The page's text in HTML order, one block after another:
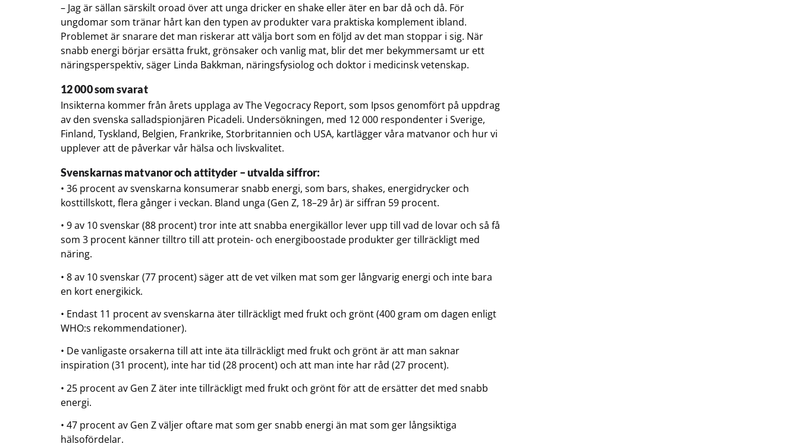
– Jag är sällan särskilt oroad över att unga dricker en shake eller äter en bar då och då. För
ungdomar som tränar hårt kan den typen av produkter vara praktiska komplement ibland.
Problemet är snarare det man riskerar att välja bort som en följd av det man stoppar i sig. När
snabb energi börjar ersätta frukt, grönsaker och vanlig mat, blir det mer bekymmersamt ur ett
näringsperspektiv, säger Linda Bakkman, näringsfysiolog och doktor i medicinsk vetenskap.
12 000 som svarat
Insikterna kommer från årets upplaga av The Vegocracy Report, som Ipsos genomfört på uppdrag
av den svenska salladspionjären Picadeli. Undersökningen, med 12 000 respondenter i Sverige,
Finland, Tyskland, Belgien, Frankrike, Storbritannien och USA, kartlägger våra matvanor och hur vi
upplever att de påverkar vår hälsa och livskvalitet.
Svenskarnas matvanor och attityder – utvalda siffror:
• 36 procent av svenskarna konsumerar snabb energi, som bars, shakes, energidrycker och
kosttillskott, flera gånger i veckan. Bland unga (Gen Z, 18–29 år) är siffran 59 procent.
• 9 av 10 svenskar (88 procent) tror inte att snabba energikällor lever upp till vad de lovar och så få
som 3 procent känner tilltro till att protein- och energiboostade produkter ger tillräckligt med
näring.
• 8 av 10 svenskar (77 procent) säger att de vet vilken mat som ger långvarig energi och inte bara
en kort energikick.
• Endast 11 procent av svenskarna äter tillräckligt med frukt och grönt (400 gram om dagen enligt
WHO:s rekommendationer).
• De vanligaste orsakerna till att inte äta tillräckligt med frukt och grönt är att man saknar
inspiration (31 procent), inte har tid (28 procent) och att man inte har råd (27 procent).
• 25 procent av Gen Z äter inte tillräckligt med frukt och grönt för att de ersätter det med snabb
energi.
• 47 procent av Gen Z väljer oftare mat som ger snabb energi än mat som ger långsiktiga
hälsofördelar.